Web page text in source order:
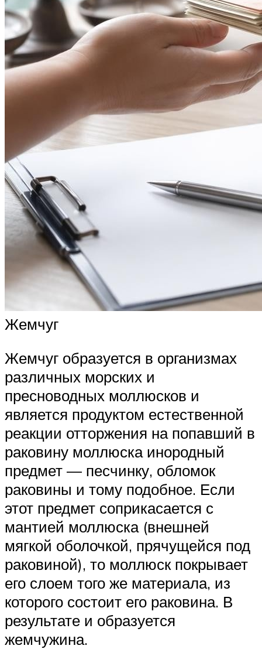
Жемчуг
Жемчуг образуется в организмах
различных морских и
пресноводных моллюсков и
является продуктом естественной
реакции отторжения на попавший в
раковину моллюска инородный
предмет — песчинку, обломок
раковины и тому подобное. Если
этот предмет соприкасается с
мантией моллюска (внешней
мягкой оболочкой, прячущейся под
раковиной), то моллюск покрывает
его слоем того же материала, из
которого состоит его раковина. В
результате и образуется
жемчужина.